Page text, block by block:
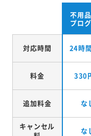
不用
プロ
対応時間 24時
料金 330
追加料金 な
キャンセル
な